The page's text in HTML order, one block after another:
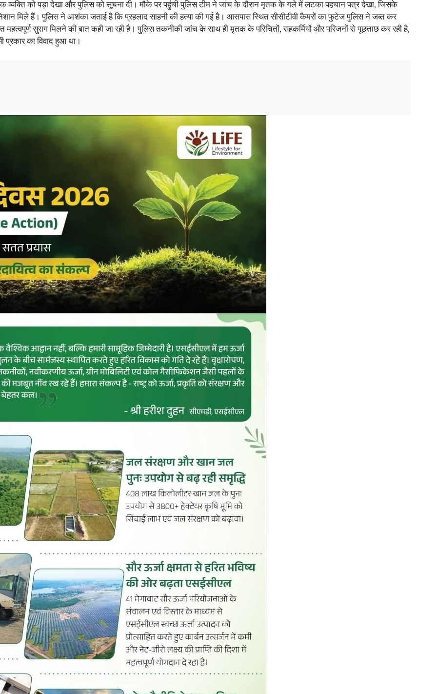
व्यक्ति को पड़ा देखा और पुलिस को सूचना दी। मौके पर पहुंची पुलिस टीम ने जांच के दौरान मृतक के गले में लटका पहचान पत्र देखा, जिसके
मिले हैं। पुलिस ने आशंका जताई है कि प्रहलाद साहनी की हत्या की गई है। आसपास स्थित सीसीटीवी कैमरों का फुटेज पुलिस ने जब्त कर
सुराग मिलने की बात कही जा रही है। पुलिस तकनीकी जांच के साथ ही मृतक के परिचितों, सहकर्मियों और परिजनों से पूछताछ कर रही है,
प्रकार का विवाद हुआ था।